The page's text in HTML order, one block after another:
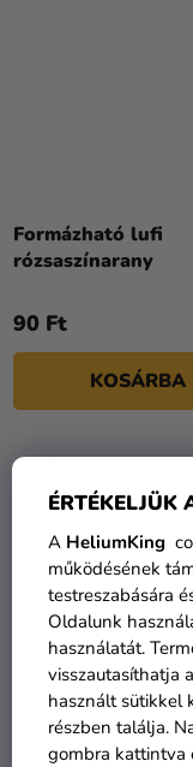
ÉRTÉKELJÜK
A HeliumKing
működésének
testreszabására
Oldalunk
használatát.
visszautasíthatja
használt sütikkel
részben találja.
gombra kattintva
Formázható lufi
rózsaszínarany
90 Ft
KOSÁRBA
Formázható lufik
mix 100 db